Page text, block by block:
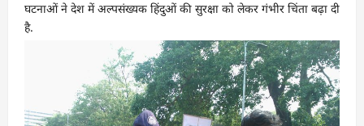
घटनाओं ने देश में अल्पसंख्यक हिंदुओं की सुरक्षा को लेकर गंभीर चिंता बढ़ा दी
है.